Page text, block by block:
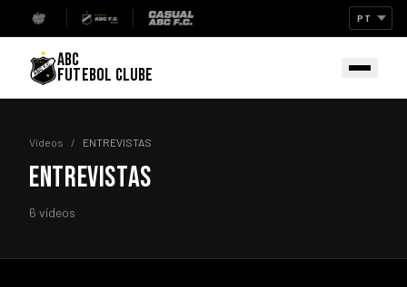
ABC
FUTEBOL CLUBE
Vídeos / ENTREVISTAS
ENTREVISTAS
6 vídeos